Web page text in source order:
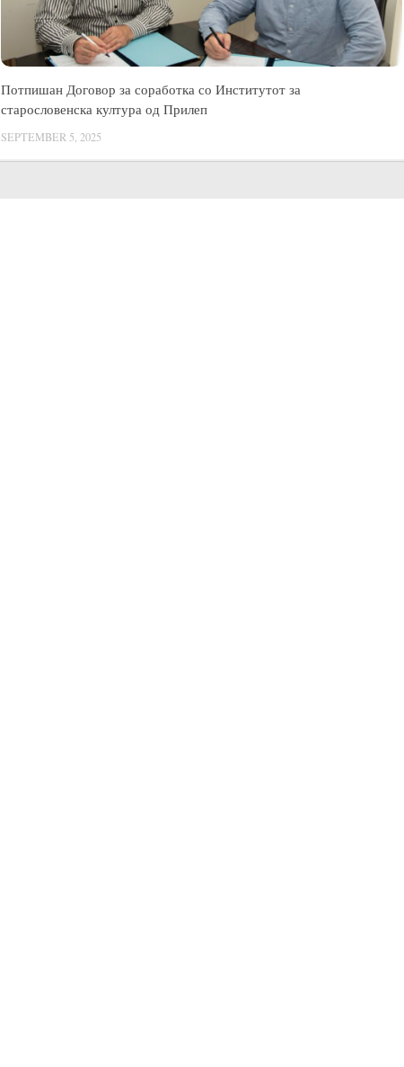
Потпишан Договор за соработка со Институтот за
старословенска култура од Прилеп
SEPTEMBER 5, 2025